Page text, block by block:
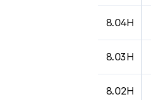
8.04H
8.03H
8.02H